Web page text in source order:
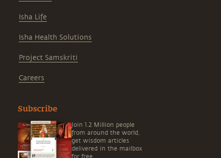
Isha Life
Isha Health Solutions
Project Samskriti
Careers
Subscribe
Join 1.2 Million people
from around the world,
get wisdom articles
delivered in the mailbox
for free.